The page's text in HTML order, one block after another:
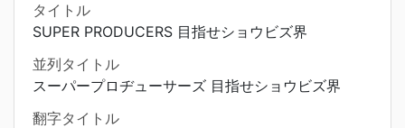
タイトル
SUPER PRODUCERS 目指せショウビズ界
並列タイトル
スーパープロヂューサーズ 目指せショウビズ界
翻字タイトル